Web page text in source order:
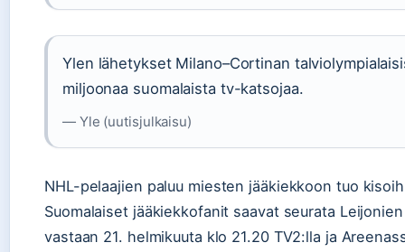
Ylen lähetykset Milano–Cortinan
miljoonaa suomalaista tv-katsojaa.
— Yle (uutisjulkaisu)
NHL-pelaajien paluu miesten jääkiekkoon tuo
Suomalaiset jääkiekkofanit saavat seurata
vastaan 21. helmikuuta klo 21.20 TV2:lla ja